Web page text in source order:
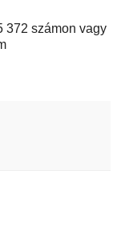
372 számon vagy